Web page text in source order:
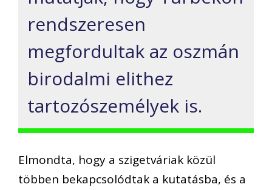
rendszeresen
megfordultak az oszmán
birodalmi elithez
tartozószemélyek is.
Elmondta, hogy a szigetváriak közül
többen bekapcsolódtak a kutatásba, és a